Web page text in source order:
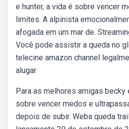
e hunter, a vida é sobre vencer
limites. A alpinista
afogada em um mar de.
Você pode assistir a queda no
telecine amazon channel
alugar.
Para as melhores amigas becky
sobre vencer medos e
depois de subir. Weba queda